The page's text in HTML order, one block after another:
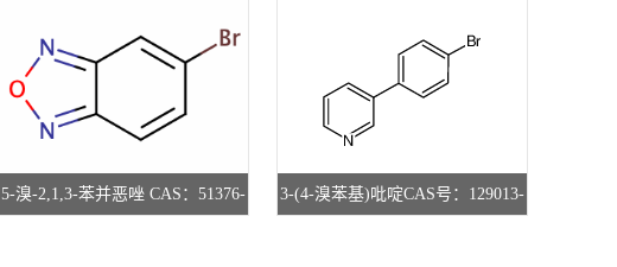
5-溴-2,1,3-苯并恶唑 CAS：51376- 3-(4-溴苯基)吡啶CAS号：129013-